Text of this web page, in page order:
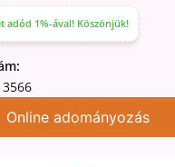
adód 1%-ával! Köszönjük!
Online adományozás